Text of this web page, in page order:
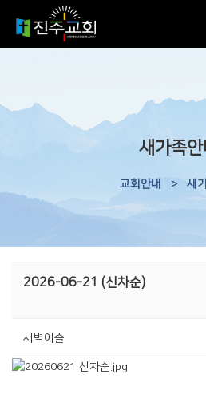
새가족안
교회안내 > 새
2026-06-21 (신차순)
새벽이슬